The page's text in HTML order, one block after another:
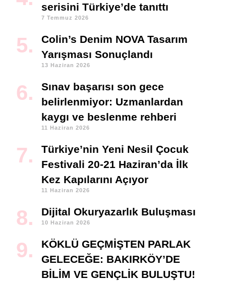
serisini Türkiye’de tanıttı
7 Temmuz 2026
Colin’s Denim NOVA Tasarım
Yarışması Sonuçlandı
13 Haziran 2026
Sınav başarısı son gece
belirlenmiyor: Uzmanlardan
kaygı ve beslenme rehberi
11 Haziran 2026
Türkiye’nin Yeni Nesil Çocuk
Festivali 20-21 Haziran’da İlk
Kez Kapılarını Açıyor
11 Haziran 2026
Dijital Okuryazarlık Buluşması
10 Haziran 2026
KÖKLÜ GEÇMİŞTEN PARLAK
GELECEĞE: BAKIRKÖY’DE
BİLİM VE GENÇLİK BULUŞTU!